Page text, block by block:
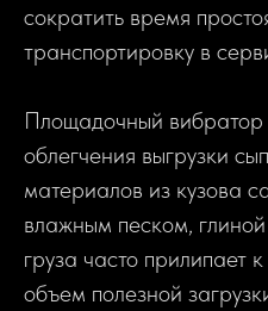
сократить время
транспортировку в
Площадочный вибратор
облегчения выгрузки
материалов из кузова
влажным песком,
груза часто прилипает
объем полезной